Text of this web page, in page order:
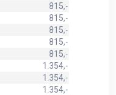
815,-
815,-
815,-
815,-
815,-
1.354,-
1.354,-
1.354,-